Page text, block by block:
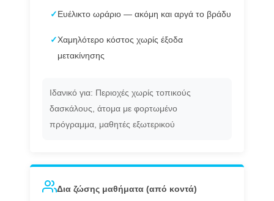
✓ Ευέλικτο ωράριο — ακόμη και αργά το βράδυ
✓Χαμηλότερο κόστος χωρίς έξοδα
μετακίνησης
Ιδανικό για: Περιοχές χωρίς τοπικούς
δασκάλους, άτομα με φορτωμένο
πρόγραμμα, μαθητές εξωτερικού
Δια ζώσης μαθήματα (από κοντά)